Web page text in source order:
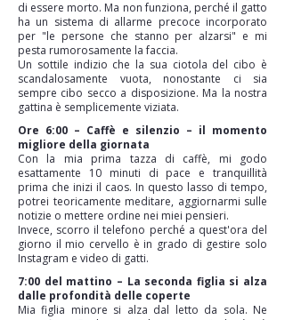
di essere morto. Ma non funziona, perché il gatto
ha un sistema di allarme precoce incorporato
per "le persone che stanno per alzarsi" e mi
pesta rumorosamente la faccia.
Un sottile indizio che la sua ciotola del cibo è
scandalosamente vuota, nonostante ci sia
sempre cibo secco a disposizione. Ma la nostra
gattina è semplicemente viziata.
Ore 6:00 – Caffè e silenzio – il momento
migliore della giornata
Con la mia prima tazza di caffè, mi godo
esattamente 10 minuti di pace e tranquillità
prima che inizi il caos. In questo lasso di tempo,
potrei teoricamente meditare, aggiornarmi sulle
notizie o mettere ordine nei miei pensieri.
Invece, scorro il telefono perché a quest'ora del
giorno il mio cervello è in grado di gestire solo
Instagram e video di gatti.
7:00 del mattino – La seconda figlia si alza
dalle profondità delle coperte
Mia figlia minore si alza dal letto da sola. Ne